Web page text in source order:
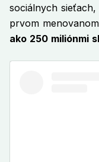
sociálnych
prvom
ako 250 miliónmi